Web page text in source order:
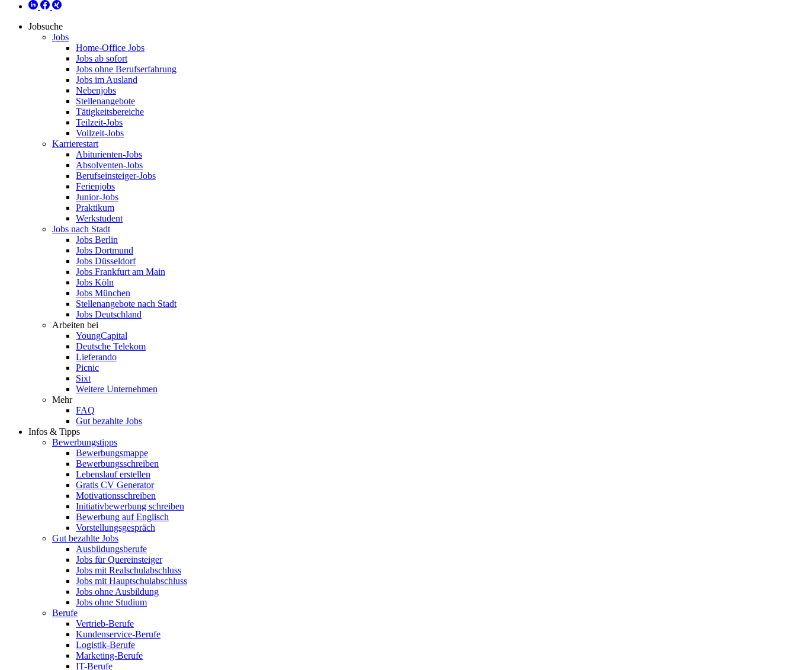
Jobsuche
Jobs
Home-Office Jobs
Jobs ab sofort
Jobs ohne Berufserfahrung
Jobs im Ausland
Nebenjobs
Stellenangebote
Tätigkeitsbereiche
Teilzeit-Jobs
Vollzeit-Jobs
Karrierestart
Abiturienten-Jobs
Absolventen-Jobs
Berufseinsteiger-Jobs
Ferienjobs
Junior-Jobs
Praktikum
Werkstudent
Jobs nach Stadt
Jobs Berlin
Jobs Dortmund
Jobs Düsseldorf
Jobs Frankfurt am Main
Jobs Köln
Jobs München
Stellenangebote nach Stadt
Jobs Deutschland
Arbeiten bei
YoungCapital
Deutsche Telekom
Lieferando
Picnic
Sixt
Weitere Unternehmen
Mehr
FAQ
Gut bezahlte Jobs
Infos & Tipps
Bewerbungstipps
Bewerbungsmappe
Bewerbungsschreiben
Lebenslauf erstellen
Gratis CV Generator
Motivationsschreiben
Initiativbewerbung schreiben
Bewerbung auf Englisch
Vorstellungsgespräch
Gut bezahlte Jobs
Ausbildungsberufe
Jobs für Quereinsteiger
Jobs mit Realschulabschluss
Jobs mit Hauptschulabschluss
Jobs ohne Ausbildung
Jobs ohne Studium
Berufe
Vertrieb-Berufe
Kundenservice-Berufe
Logistik-Berufe
Marketing-Berufe
IT-Berufe